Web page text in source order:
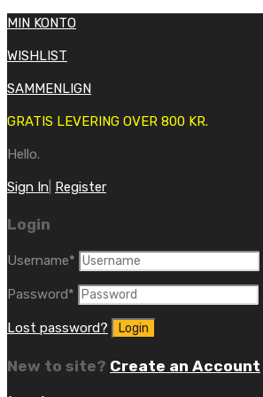
MIN KONTO
WISHLIST
SAMMENLIGN
GRATIS LEVERING OVER 800 KR.
Hello.
Sign In Register
Login
Username*
Password*
Lost password?
New to site? Create an Account